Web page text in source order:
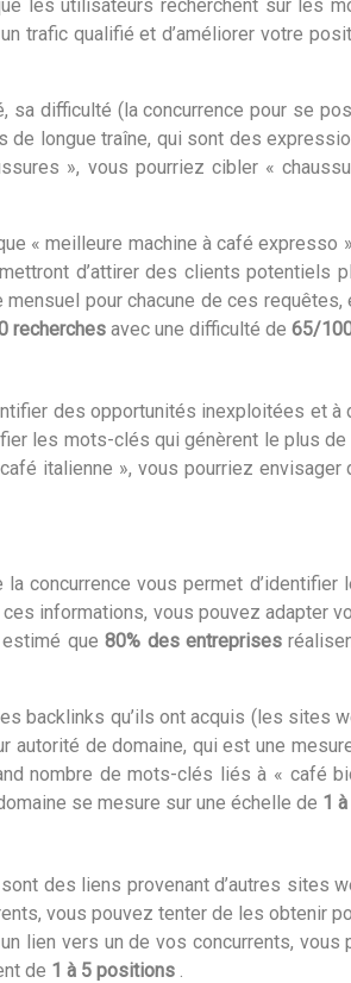
les utilisateurs recherchent sur les
trafic qualifié et d’améliorer votre
sa difficulté (la concurrence pour se
longue traîne, qui sont des
», vous pourriez cibler «
« meilleure machine à café expresso
d’attirer des clients potentiels
pour chacune de ces requêtes,
recherches avec une difficulté de 65/
des opportunités inexploitées et à
les mots-clés qui génèrent le plus
italienne », vous pourriez
concurrence vous permet d’identifier
informations, vous pouvez adapter
estimé que80% des entreprises
backlinks qu’ils ont acquis (les sites
autorité de domaine, qui est une
nombre de mots-clés liés à « café
se mesure sur une échelle de 1
des liens provenant d’autres sites
vous pouvez tenter de les obtenir
lien vers un de vos concurrents, vous
de 1 à 5 positions .